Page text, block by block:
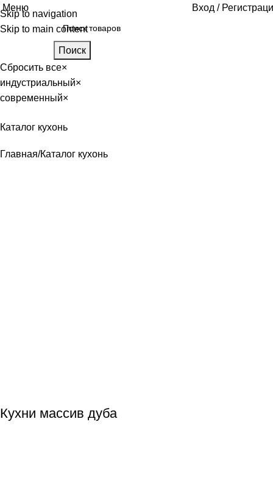
Skip to navigation
Skip to main content
Меню Вход /
Поиск
Сбросить все×
индустриальный×
современный×
Каталог кухонь
Главная Каталог кухонь
Кухни массив дуба